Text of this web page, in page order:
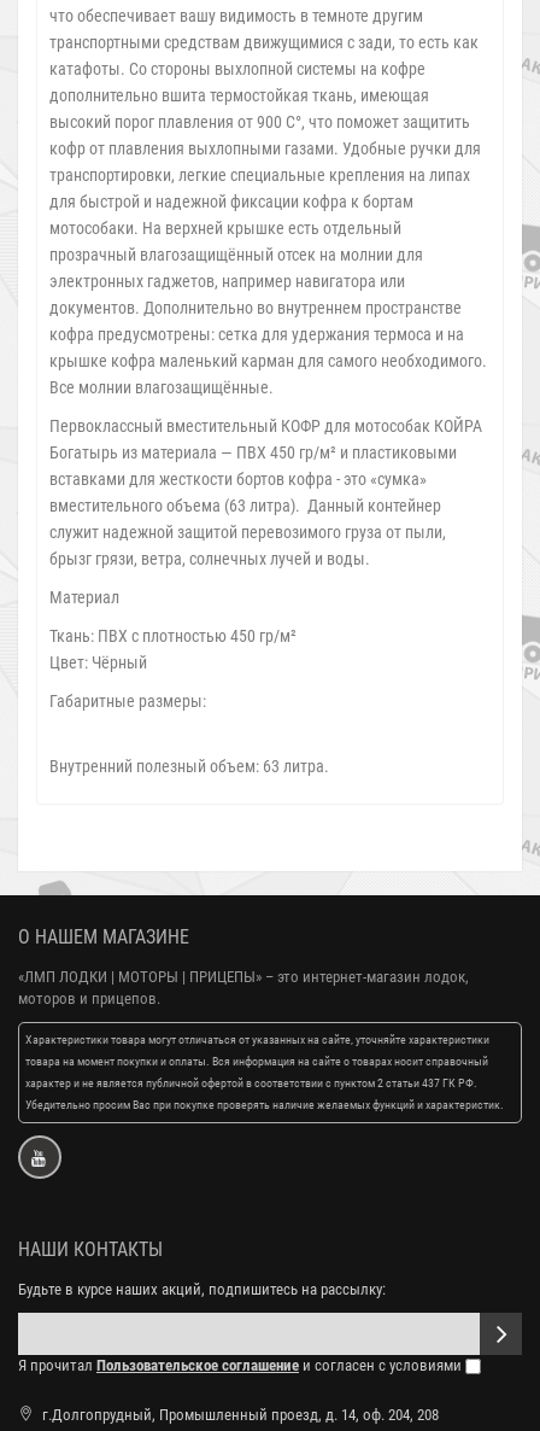
что обеспечивает вашу видимость в темноте другим
транспортными средствам движущимися с зади, то есть как
катафоты. Со стороны выхлопной системы на кофре
дополнительно вшита термостойкая ткань, имеющая
высокий порог плавления от 900 С°, что поможет защитить
кофр от плавления выхлопными газами. Удобные ручки для
транспортировки, легкие специальные крепления на липах
для быстрой и надежной фиксации кофра к бортам
мотособаки. На верхней крышке есть отдельный
прозрачный влагозащищённый отсек на молнии для
электронных гаджетов, например навигатора или
документов. Дополнительно во внутреннем пространстве
кофра предусмотрены: сетка для удержания термоса и на
крышке кофра маленький карман для самого необходимого.
Все молнии влагозащищённые.
Первоклассный вместительный КОФР для мотособак КОЙРА
Богатырь из материала — ПВХ 450 гр/м² и пластиковыми
вставками для жесткости бортов кофра - это «сумка»
вместительного объема (63 литра). Данный контейнер
служит надежной защитой перевозимого груза от пыли,
брызг грязи, ветра, солнечных лучей и воды.
Материал
Ткань: ПВХ с плотностью 450 гр/м²
Цвет: Чёрный
Габаритные размеры:
Внутренний полезный объем: 63 литра.
О НАШЕМ МАГАЗИНЕ
«ЛМП ЛОДКИ | МОТОРЫ | ПРИЦЕПЫ» – это интернет-магазин лодок,
моторов и прицепов.
Характеристики товара могут отличаться от указанных на сайте, уточняйте характеристики
товара на момент покупки и оплаты. Вся информация на сайте о товарах носит справочный
характер и не является публичной офертой в соответствии с пунктом 2 статьи 437 ГК РФ.
Убедительно просим Вас при покупке проверять наличие желаемых функций и характеристик.
НАШИ КОНТАКТЫ
Будьте в курсе наших акций, подпишитесь на рассылку:
Я прочитал Пользовательское соглашение и согласен с условиями
г.Долгопрудный, Промышленный проезд, д. 14, оф. 204, 208